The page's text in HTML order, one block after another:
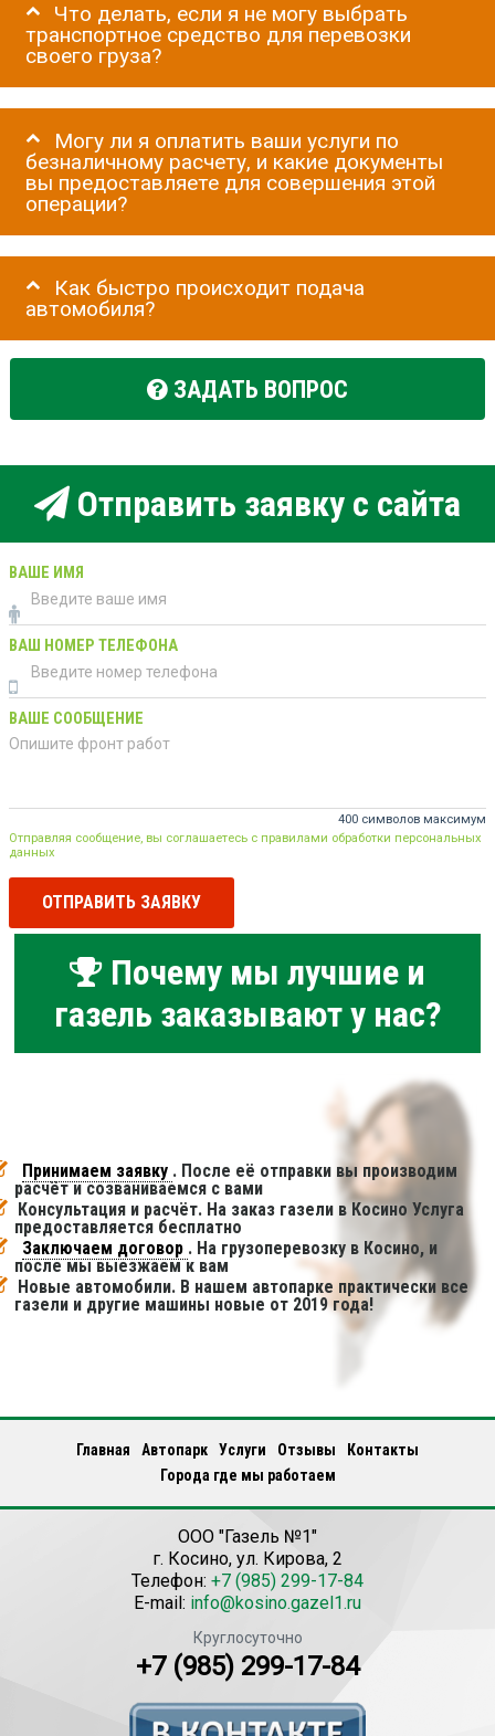
Что делать, если я не могу выбрать
транспортное средство для перевозки
своего груза?
Могу ли я оплатить ваши услуги по
безналичному расчету, и какие документы
вы предоставляете для совершения этой
операции?
Как быстро происходит подача
автомобиля?
ЗАДАТЬ ВОПРОС
Отправить заявку с сайта
ВАШЕ ИМЯ
ВАШ НОМЕР ТЕЛЕФОНА
ВАШЕ СООБЩЕНИЕ
400 символов максимум
Отправляя сообщение, вы соглашаетесь с правилами обработки персональных
данных
ОТПРАВИТЬ ЗАЯВКУ
Почему мы лучшие и
газель заказывают у нас?
Принимаем заявку . После её отправки вы производим
расчёт и созваниваемся с вами
Консультация и расчёт. На заказ газели в Косино Услуга
предоставляется бесплатно
Заключаем договор . На грузоперевозку в Косино, и
после мы выезжаем к вам
Новые автомобили. В нашем автопарке практически все
газели и другие машины новые от 2019 года!
Главная Автопарк Услуги Отзывы
Контакты
Города где мы работаем
ООО "Газель №1"
г. Косино, ул. Кирова, 2
Телефон: +7 (985) 299-17-84
E-mail: info@kosino.gazel1.ru
Круглосуточно
+7 (985) 299-17-84